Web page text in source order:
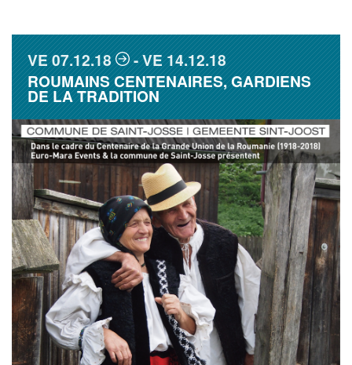
VE07.12.18 VE14.12.18
ROUMAINS CENTENAIRES, GARDIENS
DE LA TRADITION